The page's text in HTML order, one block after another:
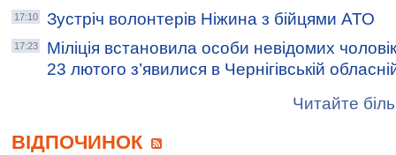
17:10 Зустріч волонтерів Ніжина з бійцями АТО
17:23
Міліція встановила особи невідомих
23 лютого з’явилися в Чернігівській
Читайте
ВІДПОЧИНОК